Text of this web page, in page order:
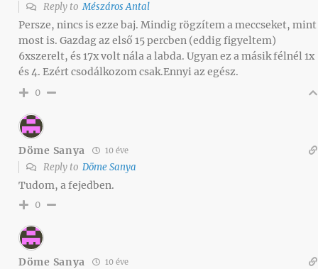
Reply toMészáros Antal
Persze, nincs is ezze baj. Mindig rögzítem a meccseket, mint
most is. Gazdag az első 15 percben (eddig figyeltem)
6xszerelt, és 17x volt nála a labda. Ugyan ez a másik félnél 1x
és 4. Ezért csodálkozom csak.Ennyi az egész.
0
Döme Sanya 10 éve
Reply to Döme Sanya
Tudom, a fejedben.
0
Döme Sanya 10 éve